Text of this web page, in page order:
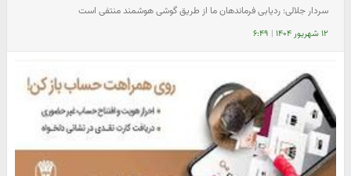
سردار جلالی: ردیابی فرماندهان ما از طریق گوشی هوشمند منتفی است
۱۲ شهریور ۱۴۰۴ | ۶:۴۹